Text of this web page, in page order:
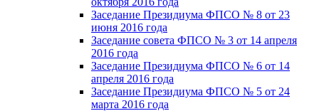
Заседание Президиума ФПСО № 8 от 23
июня 2016 года
Заседание совета ФПСО № 3 от 14 апреля
2016 года
Заседание Президиума ФПСО № 6 от 14
апреля 2016 года
Заседание Президиума ФПСО № 5 от 24
марта 2016 года